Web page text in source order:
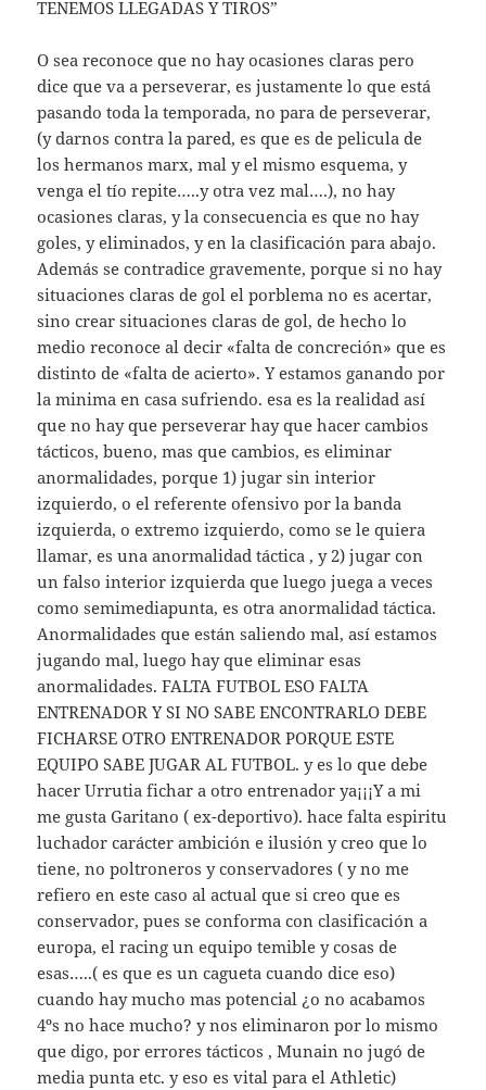
TENEMOS LLEGADAS Y TIROS”
O sea reconoce que no hay ocasiones claras pero
dice que va a perseverar, es justamente lo que está
pasando toda la temporada, no para de perseverar,
(y darnos contra la pared, es que es de pelicula de
los hermanos marx, mal y el mismo esquema, y
venga el tío repite…..y otra vez mal….), no hay
ocasiones claras, y la consecuencia es que no hay
goles, y eliminados, y en la clasificación para abajo.
Además se contradice gravemente, porque si no hay
situaciones claras de gol el porblema no es acertar,
sino crear situaciones claras de gol, de hecho lo
medio reconoce al decir «falta de concreción» que es
distinto de «falta de acierto». Y estamos ganando por
la minima en casa sufriendo. esa es la realidad así
que no hay que perseverar hay que hacer cambios
tácticos, bueno, mas que cambios, es eliminar
anormalidades, porque 1) jugar sin interior
izquierdo, o el referente ofensivo por la banda
izquierda, o extremo izquierdo, como se le quiera
llamar, es una anormalidad táctica , y 2) jugar con
un falso interior izquierda que luego juega a veces
como semimediapunta, es otra anormalidad táctica.
Anormalidades que están saliendo mal, así estamos
jugando mal, luego hay que eliminar esas
anormalidades. FALTA FUTBOL ESO FALTA
ENTRENADOR Y SI NO SABE ENCONTRARLO DEBE
FICHARSE OTRO ENTRENADOR PORQUE ESTE
EQUIPO SABE JUGAR AL FUTBOL. y es lo que debe
hacer Urrutia fichar a otro entrenador ya¡¡¡Y a mi
me gusta Garitano ( ex-deportivo). hace falta espiritu
luchador carácter ambición e ilusión y creo que lo
tiene, no poltroneros y conservadores ( y no me
refiero en este caso al actual que si creo que es
conservador, pues se conforma con clasificación a
europa, el racing un equipo temible y cosas de
esas…..( es que es un cagueta cuando dice eso)
cuando hay mucho mas potencial ¿o no acabamos
4ºs no hace mucho? y nos eliminaron por lo mismo
que digo, por errores tácticos , Munain no jugó de
media punta etc. y eso es vital para el Athletic)